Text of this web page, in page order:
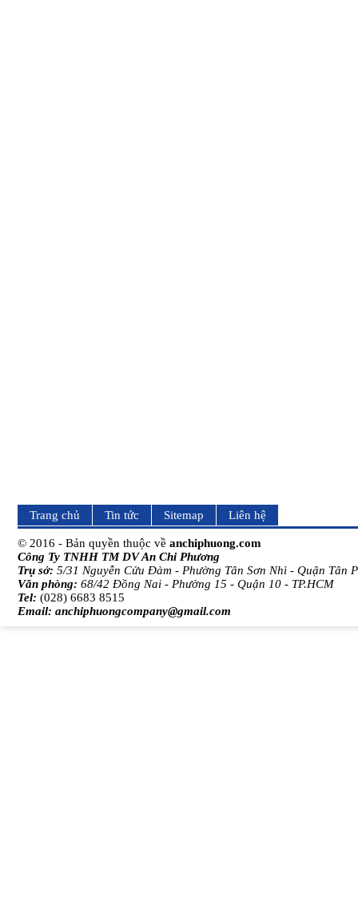
Trang chủ Tin tức Sitemap Liên hệ
© 2016 - Bản quyền thuộc về anchiphuong.com
Công Ty TNHH TM DV An Chi Phương
Trụ sở: 5/31 Nguyễn Cửu Đàm - Phường Tân Sơn Nhì - Quận Tân
Văn phòng: 68/42 Đồng Nai - Phường 15 - Quận 10 - TP.HCM
Tel: (028) 6683 8515
Email: anchiphuongcompany@gmail.com